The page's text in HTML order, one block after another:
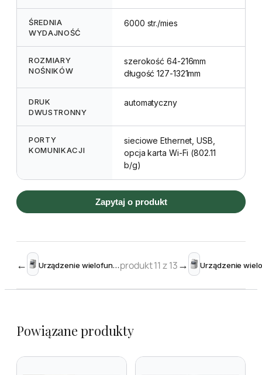
ŚREDNIA
WYDAJNOŚĆ
6000 str./mies
ROZMIARY
NOŚNIKÓW
szerokość 64-216mm
długość 127-1321mm
DRUK
DWUSTRONNY
automatyczny
PORTY
KOMUNIKACJI
sieciowe Ethernet, USB,
opcja karta Wi-Fi (802.11
b/g)
Zapytaj o produkt
← Urządzenie wielofunkcyjne OKI MB770dfnfaxprodukt 11 z 13→
Powiązane produkty